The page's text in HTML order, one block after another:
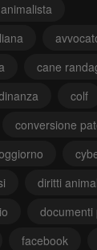
cane
colf
conversione
diritti
documenti
facebook